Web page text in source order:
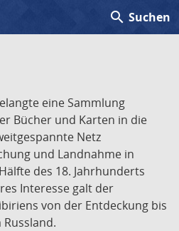
search Suchen
eine Sammlung
Bücher und Karten in die
Netz
und Landnahme in
des 18. Jahrhunderts
Interesse galt der
von der Entdeckung bis